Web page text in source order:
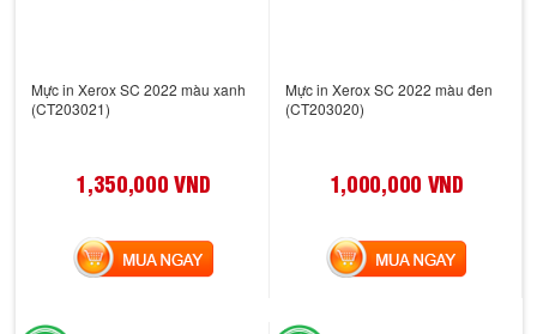
Mực in Xerox SC 2022 màu xanh
(CT203021)
1,350,000 VND
MUA NGAY
Mực in Xerox SC 2022 màu đen
(CT203020)
1,000,000 VND
MUA NGAY